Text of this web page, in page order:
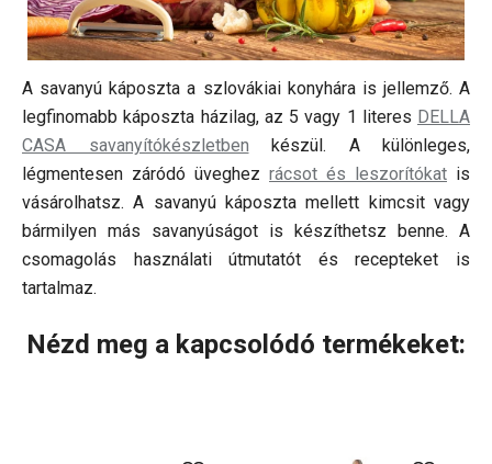
A savanyú káposzta a szlovákiai konyhára is jellemző. A
legfinomabb káposzta házilag, az 5 vagy 1 literes DELLA
CASA savanyítókészletben készül. A különleges,
légmentesen záródó üveghez rácsot és leszorítókat is
vásárolhatsz. A savanyú káposzta mellett kimcsit vagy
bármilyen más savanyúságot is készíthetsz benne. A
csomagolás használati útmutatót és recepteket is
tartalmaz.
Nézd meg a kapcsolódó termékeket: